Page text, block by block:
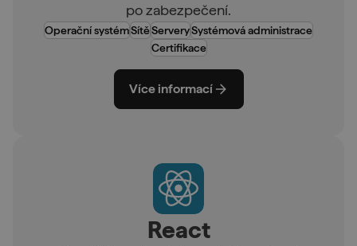
po zabezpečení.
Operační systémSítěServerySystémová administrace
Certifikace
Více informací
React